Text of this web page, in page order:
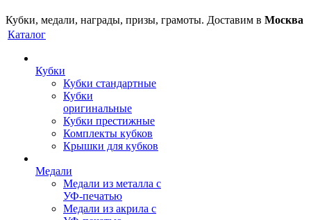
Кубки, медали, награды, призы, грамоты. Доставим в Москва
Каталог
Кубки
Кубки стандартные
Кубки
оригинальные
Кубки престижные
Комплекты кубков
Крышки для кубков
Медали
Медали из металла с
УФ-печатью
Медали из акрила с